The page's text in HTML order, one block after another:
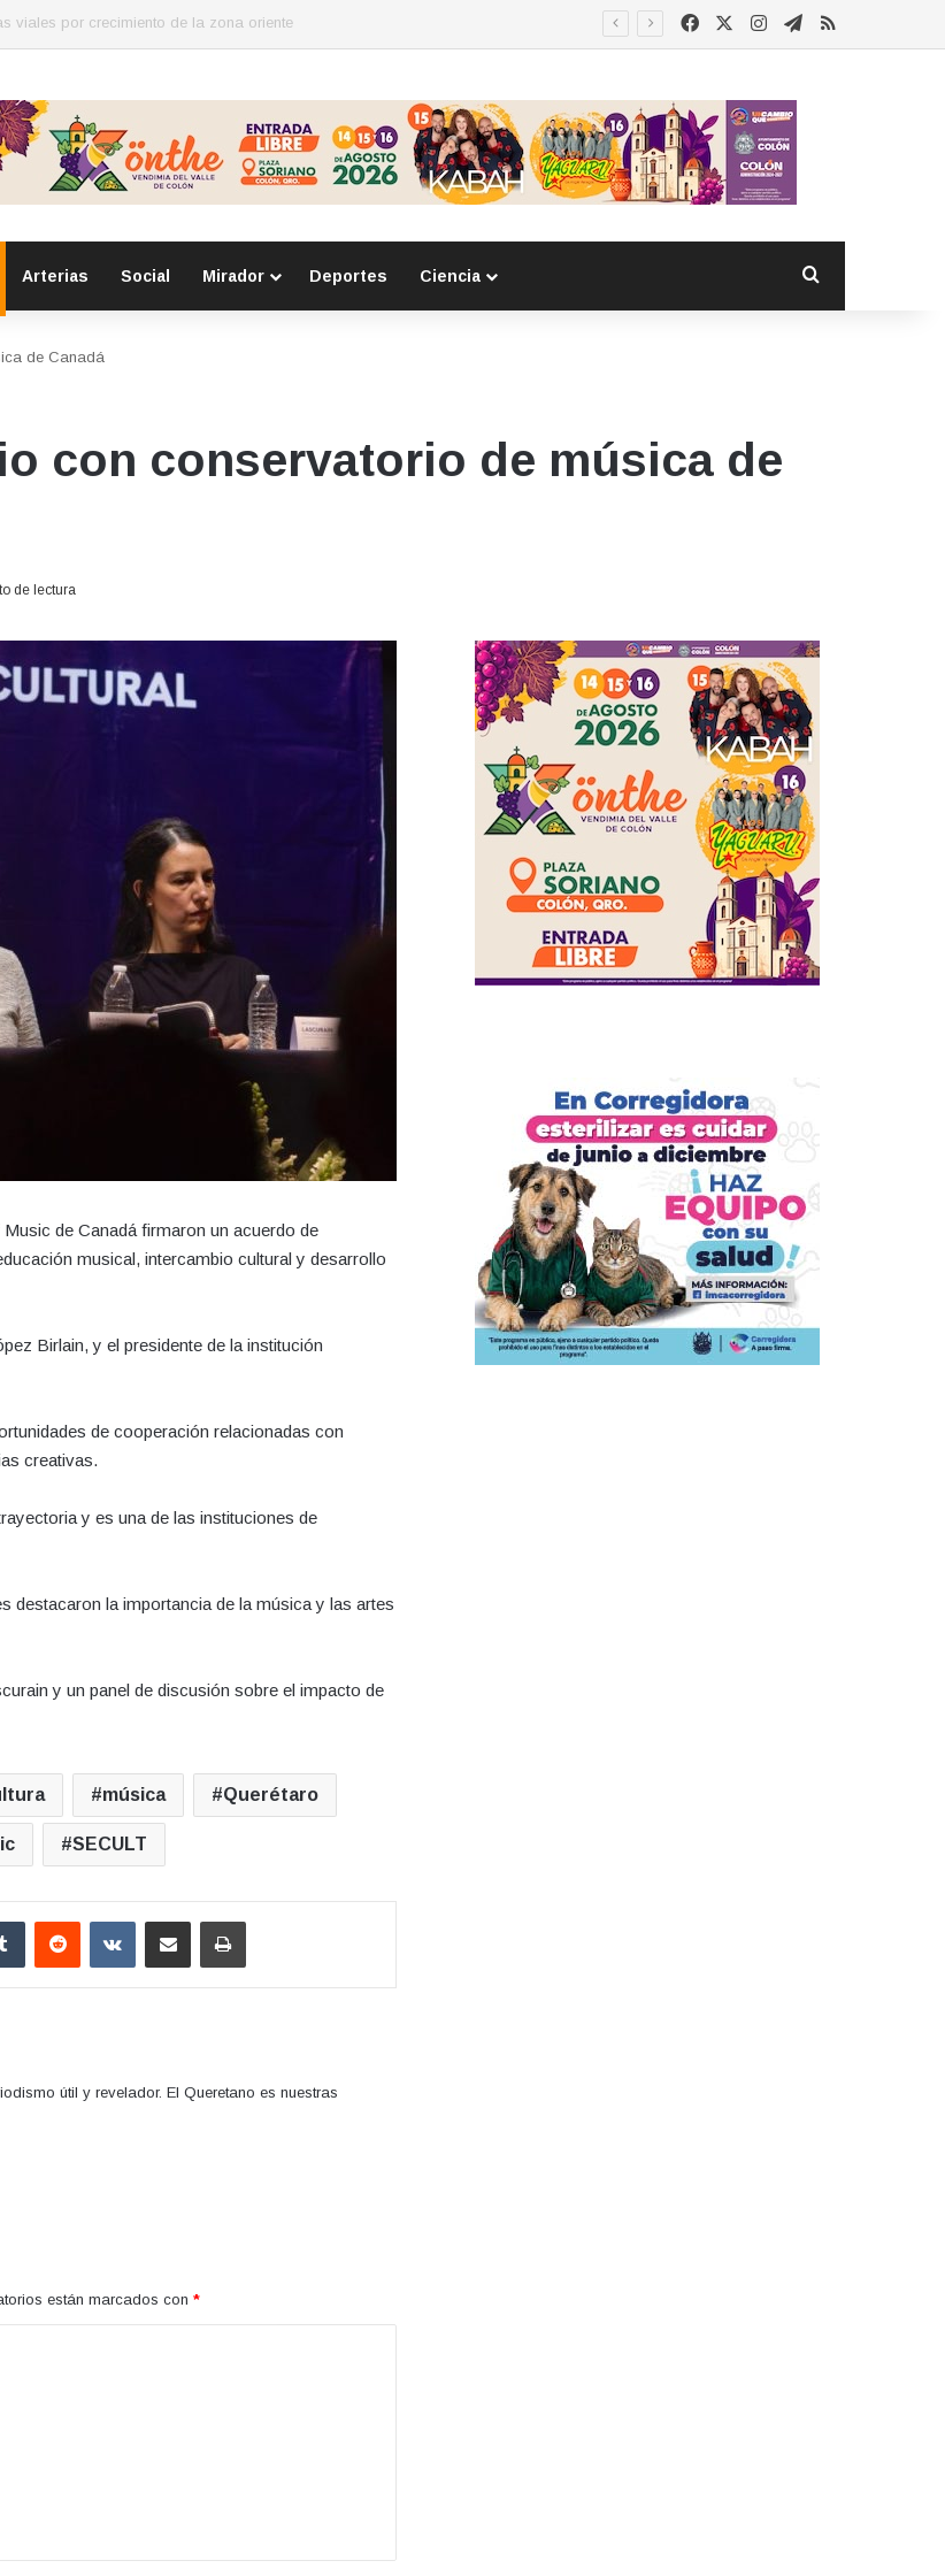
en Huimilpan FacebookInstagram
Telegram
RSS
Arterias Social Mirador Deportes Ciencia
de Canadá
con conservatorio de música de
de lectura
de Canadá firmaron un acuerdo de
musical, intercambio cultural y desarrollo
Birlain, y el presidente de la institución
de cooperación relacionadas con
creativas.
y es una de las instituciones de
destacaron la importancia de la música y las artes
y un panel de discusión sobre el impacto de
música Querétaro
SECULT
Tumblr Reddit VKontakteCompartir por correo electrónicoImprimir
útil y revelador. El Queretano es nuestras
están marcados con *